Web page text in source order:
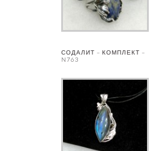
СОДАЛИТ – КОМПЛЕКТ –
N763